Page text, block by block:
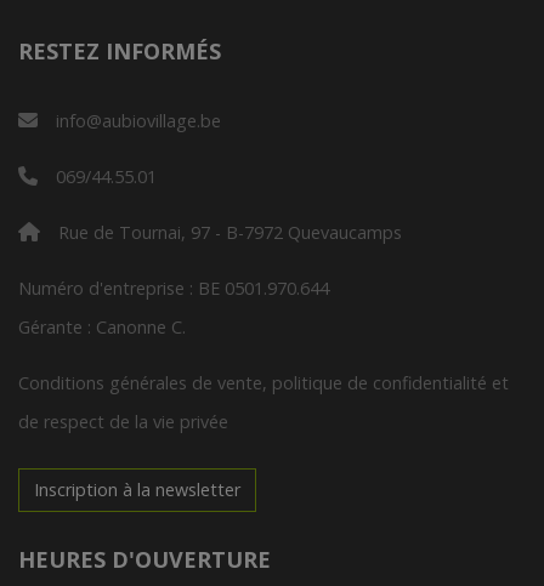
RESTEZ INFORMÉS
info@aubiovillage.be
069/44.55.01
Rue de Tournai, 97 - B-7972 Quevaucamps
Numéro d'entreprise : BE 0501.970.644
Gérante : Canonne C.
Conditions générales de vente, politique de confidentialité et
de respect de la vie privée
Inscription à la newsletter
HEURES D'OUVERTURE